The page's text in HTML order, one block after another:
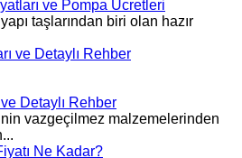
ve Pompa Ücretleri
taşlarından biri olan hazır
Detaylı Rehber
vazgeçilmez malzemelerinden